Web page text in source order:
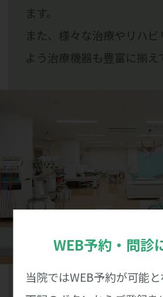
WEB予約・問診
当院ではWEB予約が可能と
ます。
また、様々な治療やリハ
よう治療機器も豊富に揃え